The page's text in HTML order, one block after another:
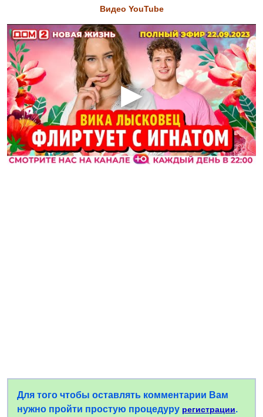
Видео YouTube
Для того чтобы оставлять комментарии Вам
нужно пройти простую процедуру регистрации.